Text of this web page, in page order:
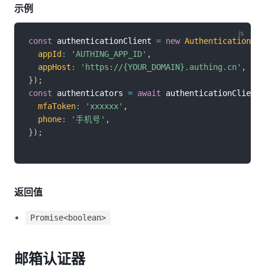
示例
const authenticationClient = new
appId : 'AUTHING_APP_ID' ,
appHost : 'https://{YOUR_DOMAIN}.authing.cn' ,
}) ;
const authenticators = await authenticationClient
mfaToken: 'xxxxxx' ,
phone: '手机号' ,
}) ;
返回值
Promise<boolean>
邮箱认证器